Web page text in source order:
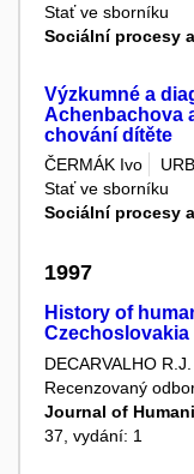
Stať ve sborníku
Sociální procesy
Výzkumné a
Achenbachova
chování dítěte
ČERMÁK Ivo
Stať ve sborníku
Sociální procesy
1997
History of
Czechoslovakia
DECARVALHO R.J.
Recenzovaný
Journal of
37, vydání: 1